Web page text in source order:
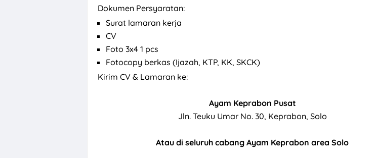
Dokumen Persyaratan:
Surat lamaran kerja
CV
Foto 3x4 1 pcs
Fotocopy berkas (Ijazah, KTP, KK, SKCK)
Kirim CV & Lamaran ke:
Ayam Keprabon Pusat
Jln. Teuku Umar No. 30, Keprabon, Solo
Atau di seluruh cabang Ayam Keprabon area Solo